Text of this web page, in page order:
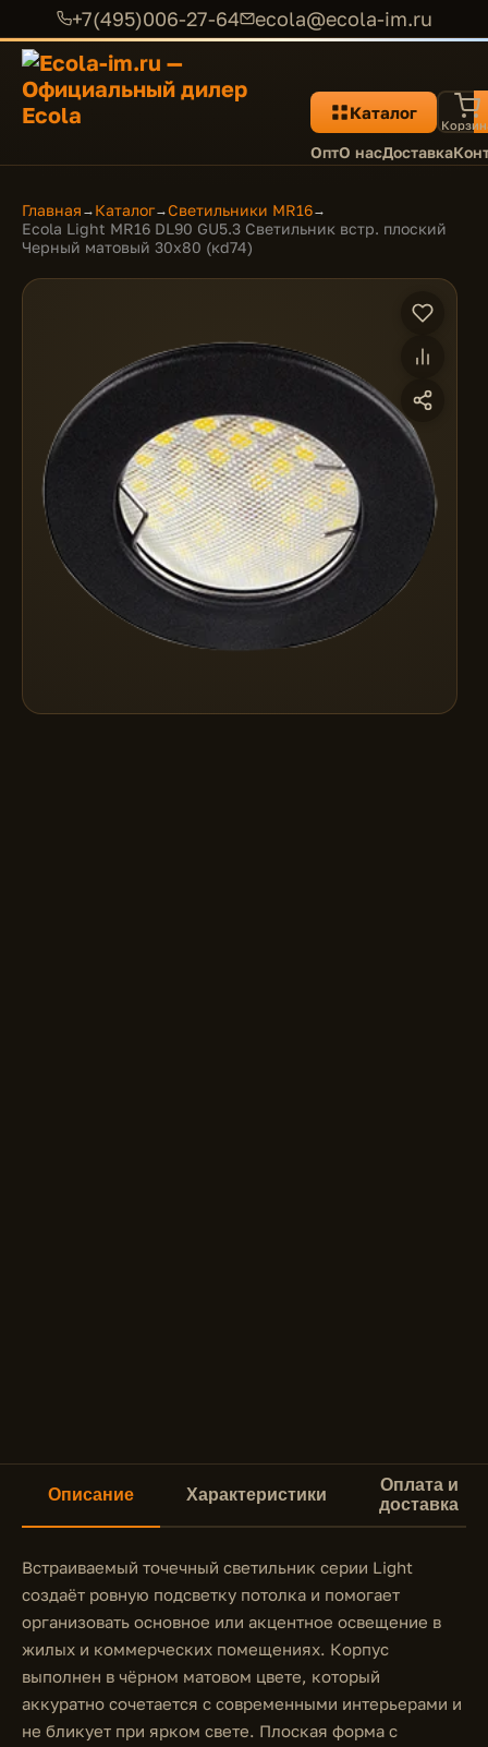
+7(495)006-27-64 ecola@ecola-im.ru
Каталог
ОптО насДоставка
Главная → Каталог→Светильники MR16→
Ecola Light MR16 DL90 GU5.3 Светильник встр. плоский
Черный матовый 30x80 (кd74)
Описание Характеристики
Оплата и
доставка
Встраиваемый точечный светильник серии Light
создаёт ровную подсветку потолка и помогает
организовать основное или акцентное освещение в
жилых и коммерческих помещениях. Корпус
выполнен в чёрном матовом цвете, который
аккуратно сочетается с современными интерьерами и
не бликует при ярком свете. Плоская форма с